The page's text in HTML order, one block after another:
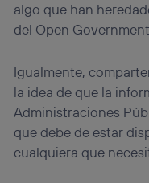
algo que han
del Open
Igualmente,
la idea de que la
Administraciones
que debe de estar
cualquiera que